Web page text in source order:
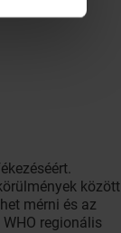
között
mérni és az
regionális